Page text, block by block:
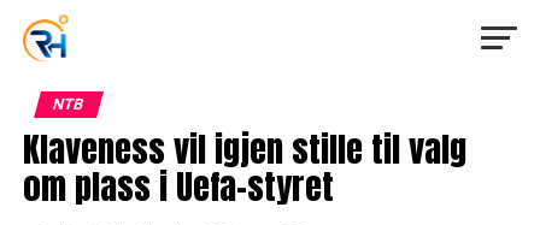
NTB
Klaveness vil igjen stille til valg
om plass i Uefa-styret